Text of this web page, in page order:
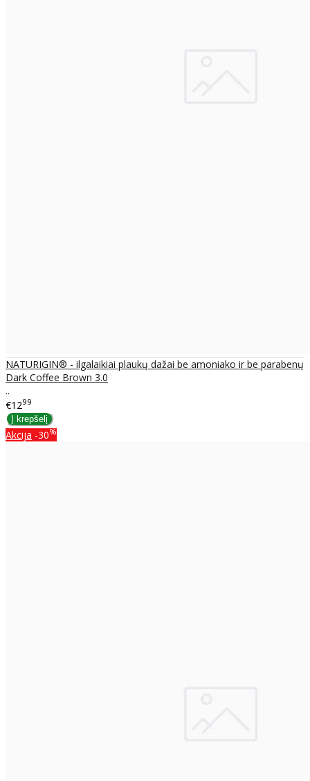
NATURIGIN® - ilgalaikiai plaukų dažai be amoniako ir be parabenų
Dark Coffee Brown 3.0
..
€1299
Akcija -30%